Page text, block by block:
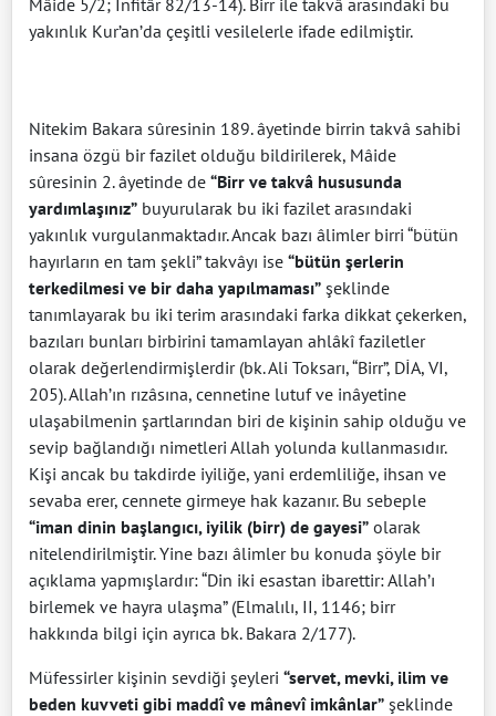
yakınlık Kur’an’da çeşitli vesilelerle ifade edilmiştir.
Nitekim Bakara sûresinin 189. âyetinde birrin takvâ sahibi
insana özgü bir fazilet olduğu bildirilerek, Mâide
sûresinin 2. âyetinde de “Birr ve takvâ hususunda
yardımlaşınız” buyurularak bu iki fazilet arasındaki
yakınlık vurgulanmaktadır. Ancak bazı âlimler birri “bütün
hayırların en tam şekli” takvâyı ise “bütün şerlerin
terkedilmesi ve bir daha yapılmaması” şeklinde
tanımlayarak bu iki terim arasındaki farka dikkat çekerken,
bazıları bunları birbirini tamamlayan ahlâkî faziletler
olarak değerlendirmişlerdir (bk. Ali Toksarı, “Birr”, DİA, VI,
205). Allah’ın rızâsına, cennetine lutuf ve inâyetine
ulaşabilmenin şartlarından biri de kişinin sahip olduğu ve
sevip bağlandığı nimetleri Allah yolunda kullanmasıdır.
Kişi ancak bu takdirde iyiliğe, yani erdemliliğe, ihsan ve
sevaba erer, cennete girmeye hak kazanır. Bu sebeple
“iman dinin başlangıcı, iyilik (birr) de gayesi” olarak
nitelendirilmiştir. Yine bazı âlimler bu konuda şöyle bir
açıklama yapmışlardır: “Din iki esastan ibarettir: Allah’ı
birlemek ve hayra ulaşma” (Elmalılı, II, 1146; birr
hakkında bilgi için ayrıca bk. Bakara 2/177).
Müfessirler kişinin sevdiği şeyleri “servet, mevki, ilim ve
beden kuvveti gibi maddî ve mânevî imkânlar” şeklinde